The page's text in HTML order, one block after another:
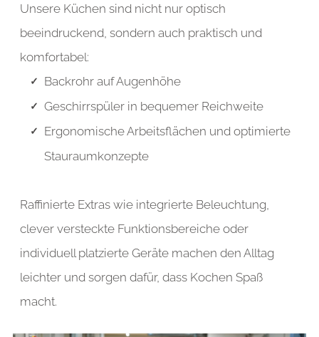
Unsere Küchen sind nicht nur optisch
beeindruckend, sondern auch praktisch und
komfortabel:
Backrohr auf Augenhöhe
Geschirrspüler in bequemer Reichweite
Ergonomische Arbeitsflächen und optimierte
Stauraumkonzepte
Raffinierte Extras wie integrierte Beleuchtung,
clever versteckte Funktionsbereiche oder
individuell platzierte Geräte machen den Alltag
leichter und sorgen dafür, dass Kochen Spaß
macht.